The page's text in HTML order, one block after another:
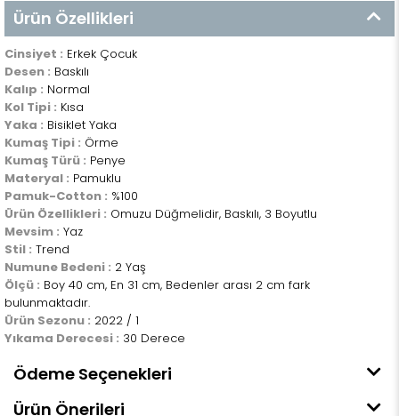
Ürün Özellikleri
Cinsiyet : Erkek Çocuk
Desen : Baskılı
Kalıp : Normal
Kol Tipi : Kısa
Yaka : Bisiklet Yaka
Kumaş Tipi : Örme
Kumaş Türü : Penye
Materyal : Pamuklu
Pamuk-Cotton : %100
Ürün Özellikleri : Omuzu Düğmelidir, Baskılı, 3 Boyutlu
Mevsim : Yaz
Stil : Trend
Numune Bedeni : 2 Yaş
Ölçü : Boy 40 cm, En 31 cm, Bedenler arası 2 cm fark
bulunmaktadır.
Ürün Sezonu : 2022 / 1
Yıkama Derecesi : 30 Derece
Ödeme Seçenekleri
Ürün Önerileri